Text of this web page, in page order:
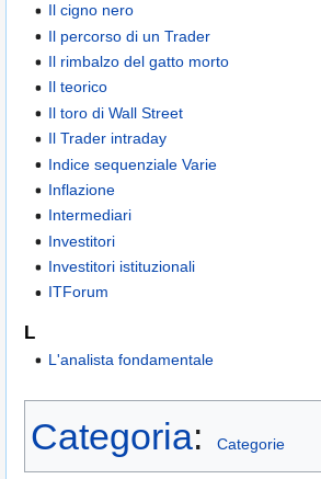
Il cigno nero
Il percorso di un Trader
Il rimbalzo del gatto morto
Il teorico
Il toro di Wall Street
Il Trader intraday
Indice sequenziale Varie
Inflazione
Intermediari
Investitori
Investitori istituzionali
ITForum
L
L'analista fondamentale
Categoria: Categorie